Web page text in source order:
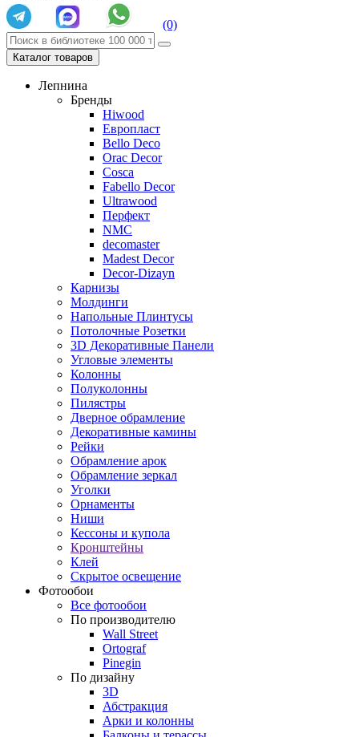
(0)
Каталог товаров
Лепнина
Бренды
Hiwood
Европласт
Bello Deco
Orac Decor
Cosca
Fabello Decor
Ultrawood
Перфект
NMC
decomaster
Madest Decor
Decor-Dizayn
Карнизы
Молдинги
Напольные Плинтусы
Потолочные Розетки
3D Декоративные Панели
Угловые элементы
Колонны
Полуколонны
Пилястры
Дверное обрамление
Декоративные камины
Рейки
Обрамление арок
Обрамление зеркал
Уголки
Орнаменты
Ниши
Кессоны и купола
Кронштейны
Клей
Скрытое освещение
Фотообои
Все фотообои
По производителю
Wall Street
Ortograf
Pinegin
По дизайну
3D
Абстракция
Арки и колонны